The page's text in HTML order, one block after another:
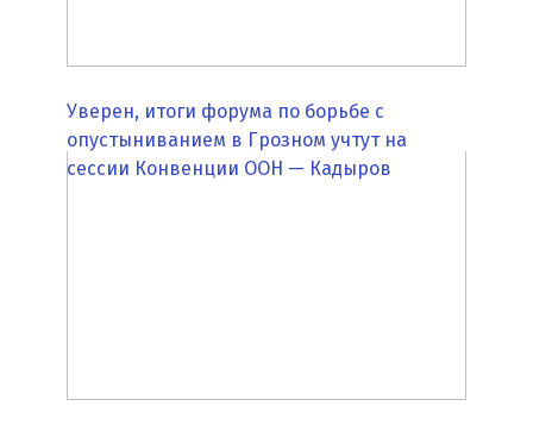
Уверен, итоги форума по борьбе с
опустыниванием в Грозном учтут на
сессии Конвенции ООН — Кадыров